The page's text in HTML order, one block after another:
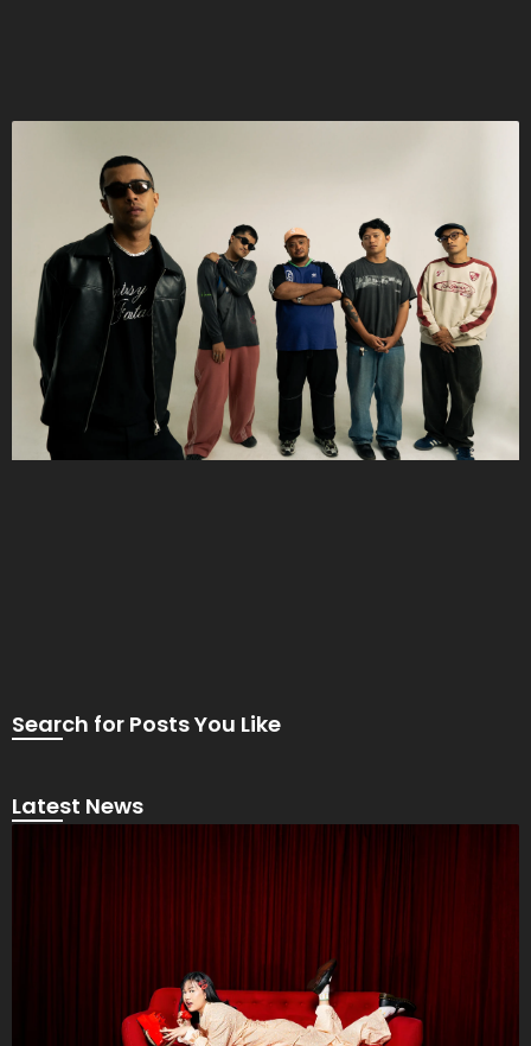
Search for Posts You Like
Latest News